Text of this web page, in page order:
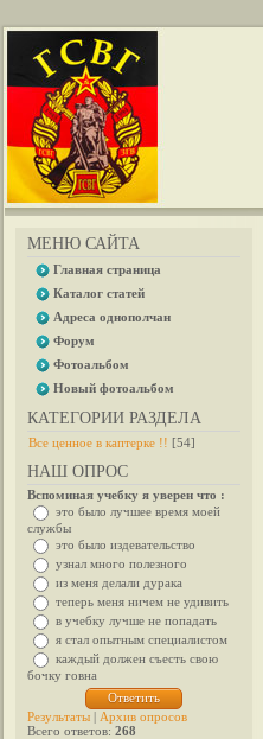
МЕНЮ САЙТА
Главная страница
Каталог статей
Адреса однополчан
Форум
Фотоальбом
Новый фотоальбом
КАТЕГОРИИ РАЗДЕЛА
Все ценное в каптерке !! [54]
НАШ ОПРОС
Вспоминая учебку я уверен что :
это было лучшее время моей
службы
это было издевательство
узнал много полезного
из меня делали дурака
теперь меня ничем не удивить
в учебку лучше не попадать
я стал опытным специалистом
каждый должен съесть свою
бочку говна
Результаты | Архив опросов
Всего ответов: 268